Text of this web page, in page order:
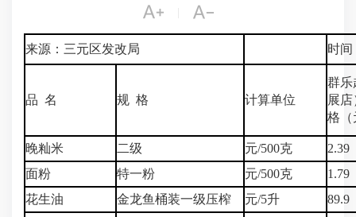
 
来源：三元区发改局 时间
品 名 规 格 计算单位
群乐
展
格（
晚籼米 二级 元/500克
2.39
面粉
特一粉 元/500克
1.79
花生油
金龙鱼桶装一级压榨 元/5升
89.9